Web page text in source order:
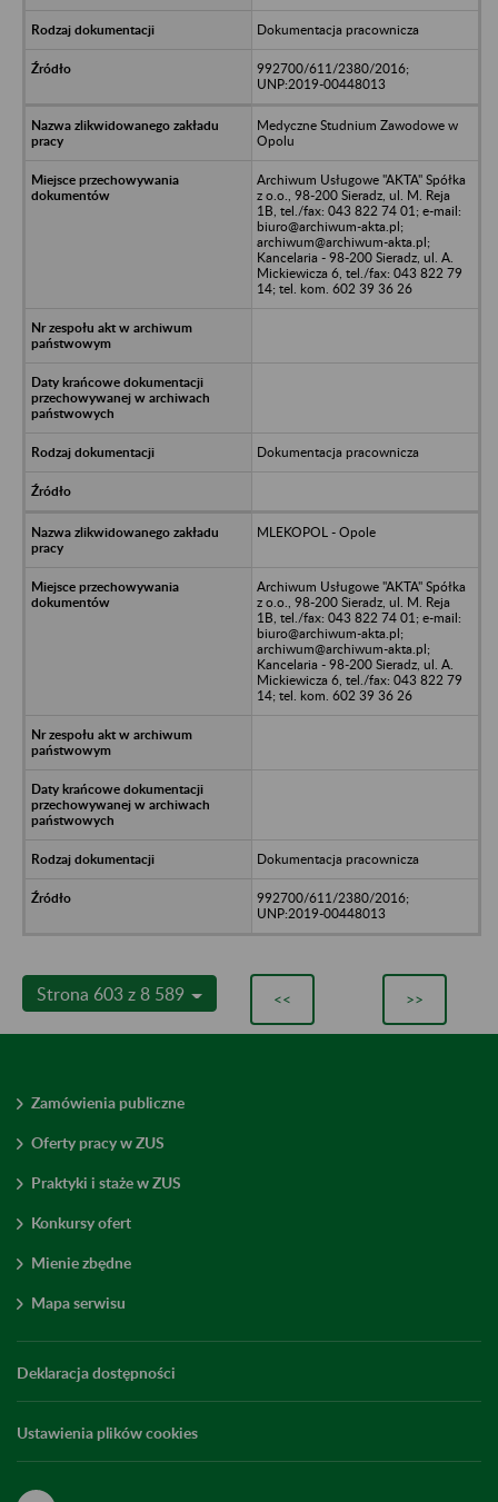
Dokumentacja pracownicza
992700/611/2380/2016;
UNP:2019-00448013
Medyczne Studnium Zawodowe w
Opolu
Archiwum Usługowe "AKTA" Spółka
z o.o., 98-200 Sieradz, ul. M. Reja
1B, tel./fax: 043 822 74 01; e-mail:
biuro@archiwum-akta.pl;
archiwum@archiwum-akta.pl;
Kancelaria - 98-200 Sieradz, ul. A.
Mickiewicza 6, tel./fax: 043 822 79
14; tel. kom. 602 39 36 26
Dokumentacja pracownicza
MLEKOPOL - Opole
Archiwum Usługowe "AKTA" Spółka
z o.o., 98-200 Sieradz, ul. M. Reja
1B, tel./fax: 043 822 74 01; e-mail:
biuro@archiwum-akta.pl;
archiwum@archiwum-akta.pl;
Kancelaria - 98-200 Sieradz, ul. A.
Mickiewicza 6, tel./fax: 043 822 79
14; tel. kom. 602 39 36 26
Dokumentacja pracownicza
992700/611/2380/2016;
UNP:2019-00448013
Strona 603 z 8 589 << >>
Zamówienia publiczne
Oferty pracy w ZUS
Praktyki i staże w ZUS
Konkursy ofert
Mienie zbędne
Mapa serwisu
Deklaracja dostępności
Ustawienia plików cookies